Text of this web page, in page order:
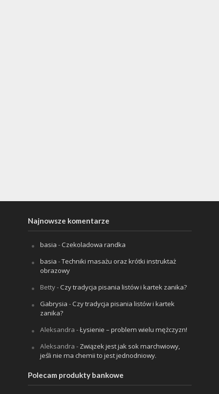
Najnowsze komentarze
basia -Czekoladowa randka
basia -Techniki masażu oraz krótki instruktaż
obrazowy
Betty-Czy tradycja pisania listów i kartek zanika?
Gabrysia -Czy tradycja pisania listów i kartek
zanika?
Aleksandra -Łysienie – problem wielu mężczyzn!
Aleksandra - Związek jest jak sok marchwiowy,
jeśli nie ma chemii to jest jednodniowy.
Polecam produkty bankowe